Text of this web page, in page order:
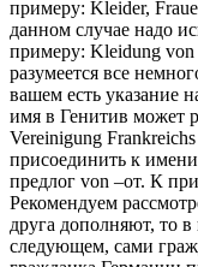
примеру: Kleider,
данном случае надо
примеру: Kleidung von
разумеется все
вашем есть указание
имя в Генитив может
Vereinigung
присоединить к
предлог von –от. К
Рекомендуем
друга дополняют, то
следующем, сами